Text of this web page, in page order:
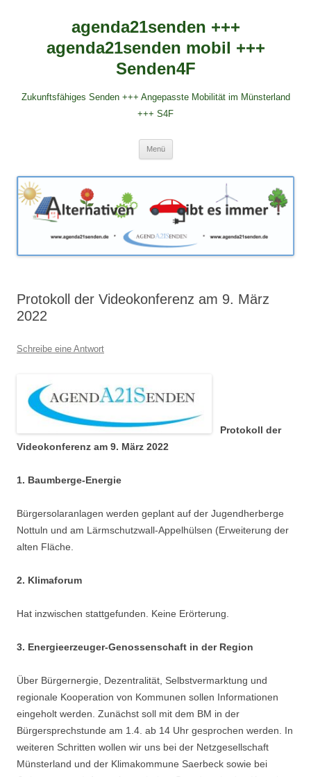
agenda21senden +++
agenda21senden mobil +++
Senden4F
Zukunftsfähiges Senden +++ Angepasste Mobilität im Münsterland
+++ S4F
Menü
Protokoll der Videokonferenz am 9. März
2022
Schreibe eine Antwort
Protokoll der
Videokonferenz am 9. März 2022
1. Baumberge-Energie
Bürgersolaranlagen werden geplant auf der Jugendherberge
Nottuln und am Lärmschutzwall-Appelhülsen (Erweiterung der
alten Fläche.
2. Klimaforum
Hat inzwischen stattgefunden. Keine Erörterung.
3. Energieerzeuger-Genossenschaft in der Region
Über Bürgernergie, Dezentralität, Selbstvermarktung und
regionale Kooperation von Kommunen sollen Informationen
eingeholt werden. Zunächst soll mit dem BM in der
Bürgersprechstunde am 1.4. ab 14 Uhr gesprochen werden. In
weiteren Schritten wollen wir uns bei der Netzgesellschaft
Münsterland und der Klimakommune Saerbeck sowie bei